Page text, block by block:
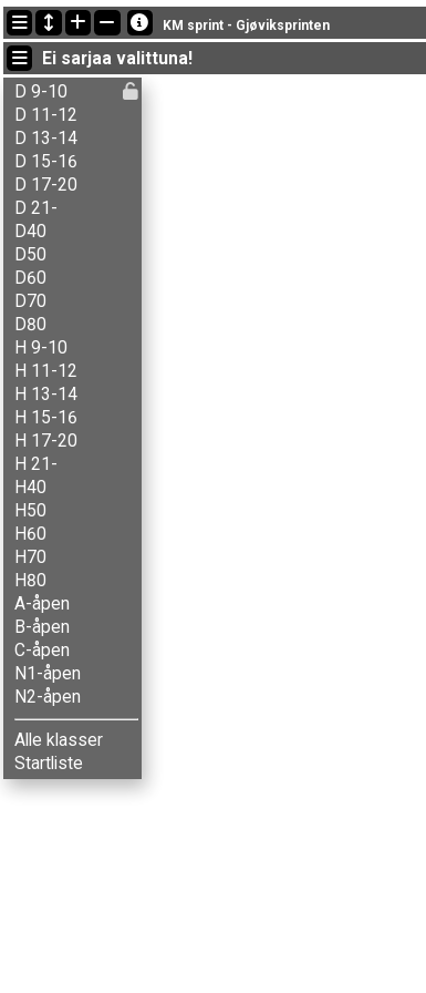
Viimeisimmät tulokset
13:53:29: May K.P. Tangen (D60) got new status: ei läht.
13:53:17: May L. Kloppbakken (
13:52:56: Jan O. Pedersen (H50) got new status: ei läht.
KM sprint - Gjøviksprinten
Ei sarjaa valittuna!
D 9-10
D 11-12
D 13-14
D 15-16
D 17-20
D 21-
D40
D50
D60
D70
D80
H 9-10
H 11-12
H 13-14
H 15-16
H 17-20
H 21-
H40
H50
H60
H70
H80
A-åpen
B-åpen
C-åpen
N1-åpen
N2-åpen
Alle klasser
Startliste